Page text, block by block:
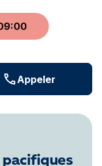
Appeler
pacifiques